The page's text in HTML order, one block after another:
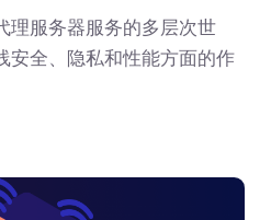
理服务器服务的多层次世
安全、隐私和性能方面的作